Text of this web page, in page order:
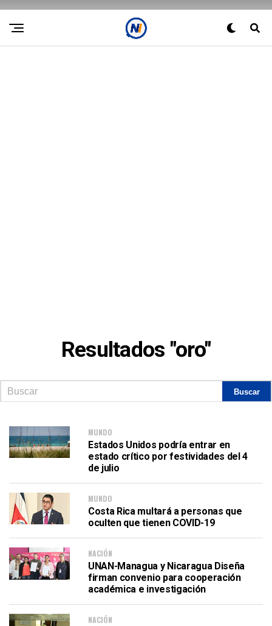
Resultados "oro"
MUNDO
Estados Unidos podría entrar en
estado crítico por festividades del 4
de julio
MUNDO
Costa Rica multará a personas que
oculten que tienen COVID-19
NACIÓN
UNAN-Managua y Nicaragua Diseña
firman convenio para cooperación
académica e investigación
NACIÓN